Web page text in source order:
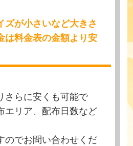
ズが小さいなど大きさ
は料金表の金額より安
さらに安くも可能で
エリア、配布日数など
のでお問い合わせくだ